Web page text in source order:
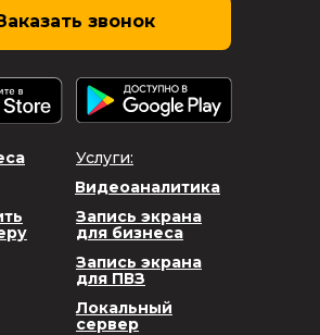
Запись экрана
для ПВЗ
Запись экрана
для бизнеса
Локальный
сервер
Видеоаналитика
Услуги:
звонок